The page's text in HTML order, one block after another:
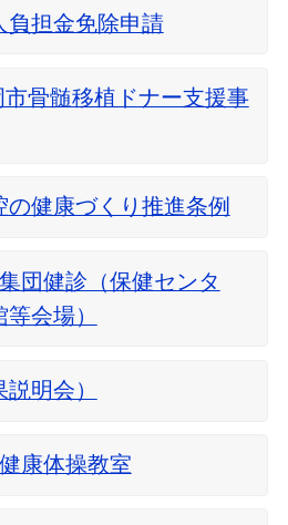
負担金免除申請
骨髄移植ドナー支援事
健康づくり推進条例
団健診（保健センタ
会場）
明会）
康体操教室